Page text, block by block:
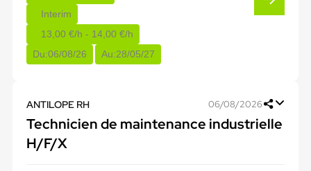
Interim
13,00 €/h - 14,00 €/h
Du:06/08/26 Au:28/05/27
ANTILOPE RH 06/08/2026
Technicien de maintenance industrielle
H/F/X